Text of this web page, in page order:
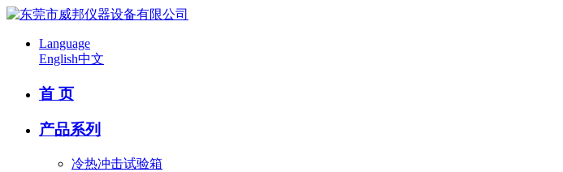
Language
English中文
首 页
产品系列
冷热冲击试验箱